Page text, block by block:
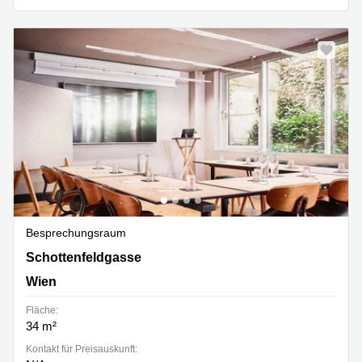
Besprechungsraum
Schottenfeldgasse 74, Wien
Schottenfeldgasse
Wien
Fläche:
34 m²
Kontakt für Preisauskunft: